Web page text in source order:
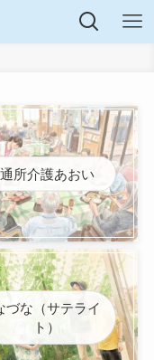
通所介護あおい
づな（サテライ
ト）